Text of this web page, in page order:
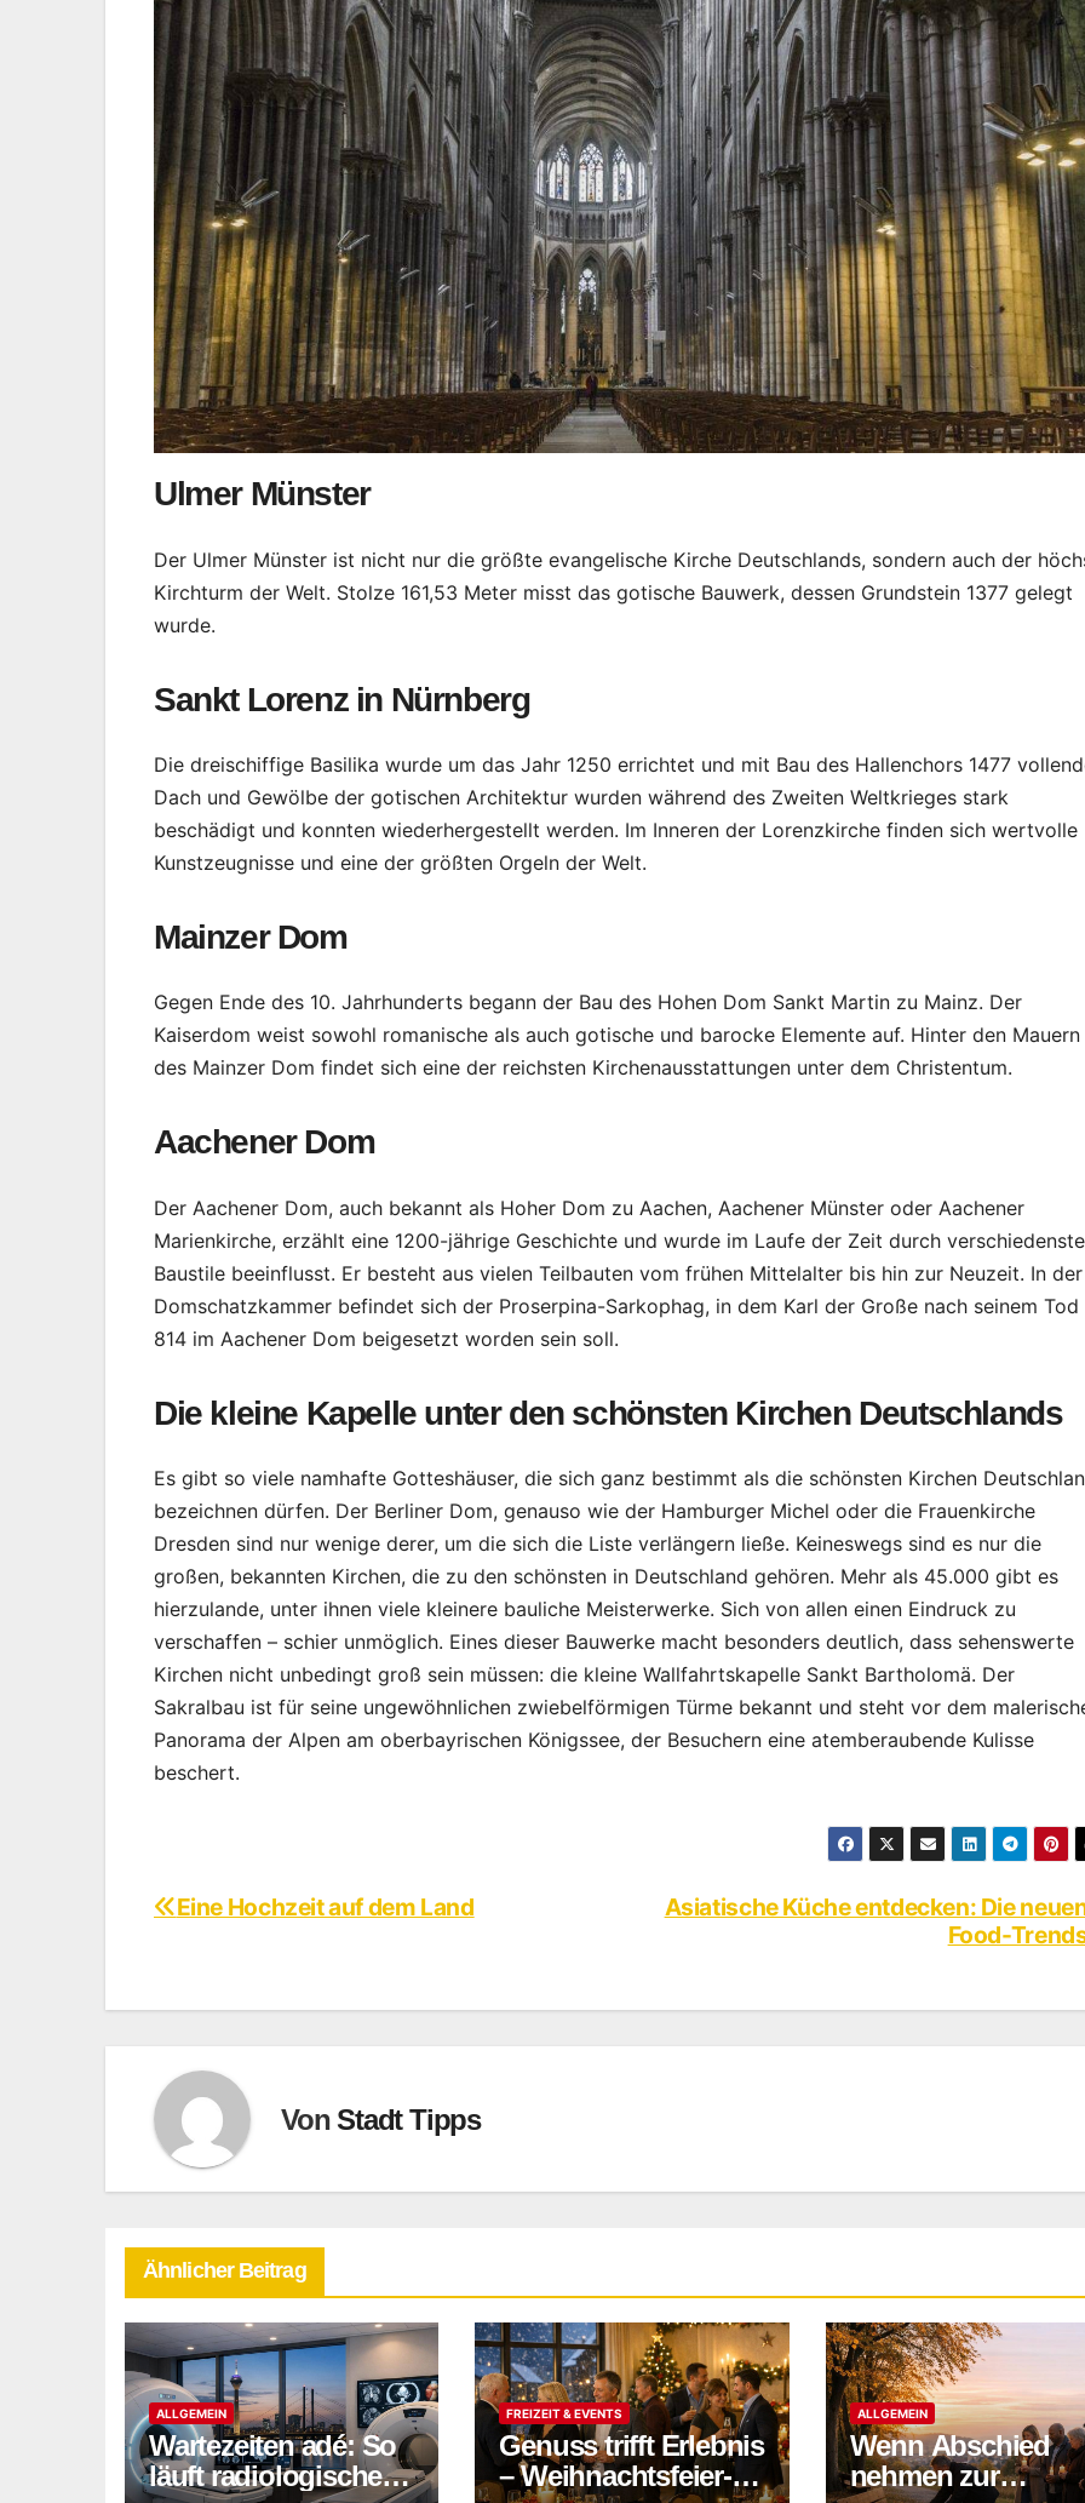
Ulmer Münster
Der Ulmer Münster ist nicht nur die größte evangelische Kirche Deutschlands, sondern auch der
Kirchturm der Welt. Stolze 161,53 Meter misst das gotische Bauwerk, dessen Grundstein 1377 gelegt
wurde.
Sankt Lorenz in Nürnberg
Die dreischiffige Basilika wurde um das Jahr 1250 errichtet und mit Bau des Hallenchors 1477
Dach und Gewölbe der gotischen Architektur wurden während des Zweiten Weltkrieges stark
beschädigt und konnten wiederhergestellt werden. Im Inneren der Lorenzkirche finden sich wertvolle
Kunstzeugnisse und eine der größten Orgeln der Welt.
Mainzer Dom
Gegen Ende des 10. Jahrhunderts begann der Bau des Hohen Dom Sankt Martin zu Mainz. Der
Kaiserdom weist sowohl romanische als auch gotische und barocke Elemente auf. Hinter den Mauern
des Mainzer Dom findet sich eine der reichsten Kirchenausstattungen unter dem Christentum.
Aachener Dom
Der Aachener Dom, auch bekannt als Hoher Dom zu Aachen, Aachener Münster oder Aachener
Marienkirche, erzählt eine 1200-jährige Geschichte und wurde im Laufe der Zeit durch verschiedenste
Baustile beeinflusst. Er besteht aus vielen Teilbauten vom frühen Mittelalter bis hin zur Neuzeit. In der
Domschatzkammer befindet sich der Proserpina-Sarkophag, in dem Karl der Große nach seinem Tod
814 im Aachener Dom beigesetzt worden sein soll.
Die kleine Kapelle unter den schönsten Kirchen Deutschlands
Es gibt so viele namhafte Gotteshäuser, die sich ganz bestimmt als die schönsten Kirchen
bezeichnen dürfen. Der Berliner Dom, genauso wie der Hamburger Michel oder die Frauenkirche
Dresden sind nur wenige derer, um die sich die Liste verlängern ließe. Keineswegs sind es nur die
großen, bekannten Kirchen, die zu den schönsten in Deutschland gehören. Mehr als 45.000 gibt es
hierzulande, unter ihnen viele kleinere bauliche Meisterwerke. Sich von allen einen Eindruck zu
verschaffen – schier unmöglich. Eines dieser Bauwerke macht besonders deutlich, dass sehenswerte
Kirchen nicht unbedingt groß sein müssen: die kleine Wallfahrtskapelle Sankt Bartholomä. Der
Sakralbau ist für seine ungewöhnlichen zwiebelförmigen Türme bekannt und steht vor dem
Panorama der Alpen am oberbayrischen Königssee, der Besuchern eine atemberaubende Kulisse
beschert.
Beitragsnavigation
Asiatische Küche entdecken: Die
Food-
Eine Hochzeit auf dem Land
VonStadt Tipps
Ähnlicher Beitrag
ALLGEMEIN
Wartezeiten adé: So
läuft radiologische
FREIZEIT & EVENTS
Genuss trifft Erlebnis
– Weihnachtsfeier-
ALLGEMEIN
Wenn Abschied
nehmen zur